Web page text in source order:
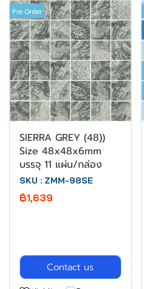
Pre Order
SIERRA GREY (48))
Size 48x48x6mm
บรรจุ 11 แผ่น/กล่อง
SKU : ZMM-98SE
฿1,639
Contact us